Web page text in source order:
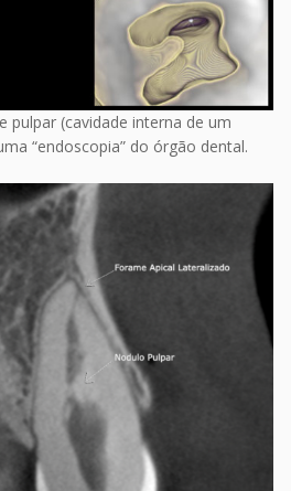
pulpar (cavidade interna de um
“endoscopia” do órgão dental.